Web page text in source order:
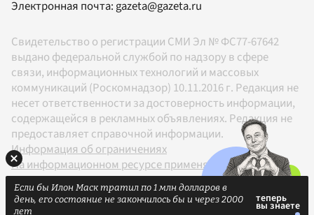
Электронная почта:gazeta@gazeta.ru
Свидетельство о регистрации СМИ Эл № ФС77-67642
выдано федеральной службой по надзору в сфере
связи, информационных технологий и массовых
коммуникаций (Роскомнадзор) 10.11.2016 г. Редакция не
несет ответственности за достоверность информации,
содержащейся в рекламных объявлениях. Редакция не
предоставляет справочной информации.
Информация об ограничениях
На информационном ресурсе применяются
рекомендательные технологии в соответствии с
Правилами
Если бы Илон Маск тратил по 1 млн долларов в
день, его состояние не закончилось бы и через 2000
лет